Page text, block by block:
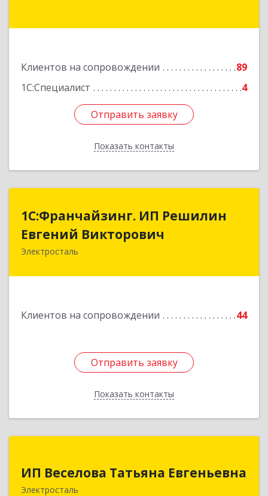
Клиентов на сопровождении
89
1С:Специалист
4
Отправить заявку
Показать контакты
Подробнее
Отправить заявку
Назад
1С:Франчайзинг. ИП Решилин
Евгений Викторович
Электросталь
Клиентов на сопровождении 44
Отправить заявку
Показать контакты
1С:Франчайзинг. ИП Решилин
Евгений Викторович
144006, Московская обл, Электросталь г,
Отправить заявку
Назад
ИП Веселова Татьяна Евгеньевна
Электросталь